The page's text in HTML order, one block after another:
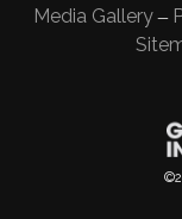
Media Gallery —